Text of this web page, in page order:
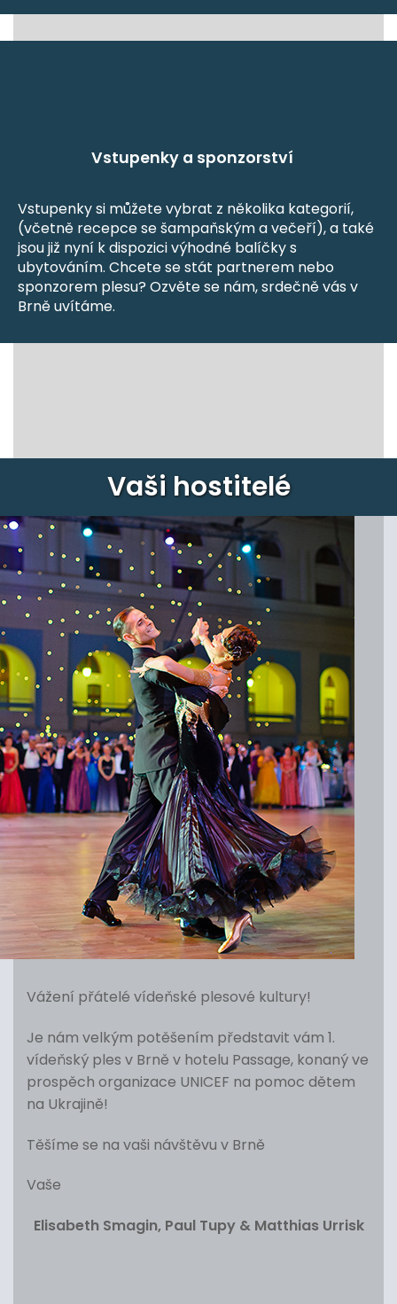
Vstupenky a sponzorství
Vstupenky si můžete vybrat z několika kategorií,
(včetně recepce se šampaňským a večeří), a také
jsou již nyní k dispozici výhodné balíčky s
ubytováním. Chcete se stát partnerem nebo
sponzorem plesu? Ozvěte se nám, srdečně vás v
Brně uvítáme.
Vaši hostitelé
Vážení přátelé vídeňské plesové kultury!
Je nám velkým potěšením představit vám 1.
vídeňský ples v Brně v hotelu Passage, konaný ve
prospěch organizace UNICEF na pomoc dětem
na Ukrajině!
Těšíme se na vaši návštěvu v Brně
Vaše
Elisabeth Smagin, Paul Tupy & Matthias Urrisk